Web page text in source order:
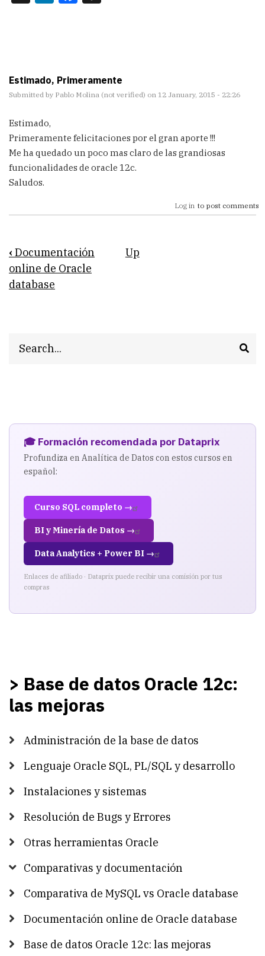
Estimado, Primeramente
Submitted by Pablo Molina (not verified) on 12 January, 2015 - 22:26
Estimado,
Primeramente felicitaciones por el gran aporte !!!
Me ha quedado un poco mas claro de las grandiosas
funcionalidades de oracle 12c.
Saludos.
Log in to post comments
Book
traversal
links
de
12c:
las
mejoras
‹ Documentación
online de Oracle
database
Up
🎓 Formación recomendada por Dataprix
Profundiza en Analítica de Datos con estos cursos en
español:
Curso SQL completo →
BI y Minería de Datos →
Data Analytics + Power BI →
Enlaces de afiliado · Dataprix puede recibir una comisión por tus
compras
> Base de datos Oracle 12c:
las mejoras
Administración de la base de datos
Lenguaje Oracle SQL, PL/SQL y desarrollo
Instalaciones y sistemas
Resolución de Bugs y Errores
Otras herramientas Oracle
Comparativas y documentación
Comparativa de MySQL vs Oracle database
Documentación online de Oracle database
Base de datos Oracle 12c: las mejoras